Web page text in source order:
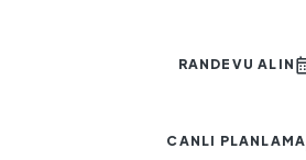
RANDEVU ALIN
CANLI PLANLAMA